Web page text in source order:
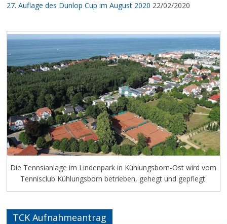
27. Auflage des Dunlop Cup im August 2020 22/02/2020
Die Tennsianlage im Lindenpark in Kühlungsborn-Ost wird vom
Tennisclub Kühlungsborn betrieben, gehegt und gepflegt.
TCK Aufnahmeantrag